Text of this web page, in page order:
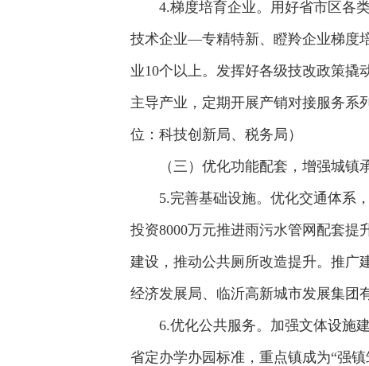
4.梯度培育企业。用好省市区各
技术企业—专精特新、瞪羚企业梯度
业10个以上。发挥好各级技改政策撬
主导产业，定期开展产销对接服务系
位：科技创新局、税务局）
（三）优化功能配套，增强城镇
5.完善基础设施。优化交通体系
投资8000万元推进雨污水管网配套
建设，推动公共厕所改造提升。推广
经济发展局、临沂高新城市发展集团
6.优化公共服务。加强文体设施
省定办学办园标准，重点镇成为“强